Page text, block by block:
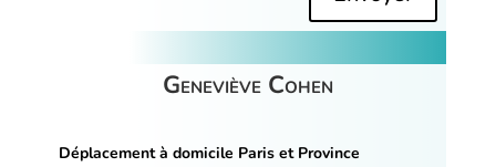
Geneviève Cohen
Déplacement à domicile Paris et Province